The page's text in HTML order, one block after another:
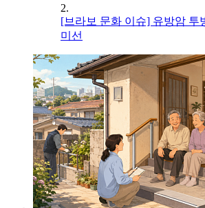
2.
[브라보 문화 이슈] 유방암 투
미선